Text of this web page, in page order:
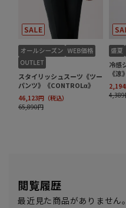
閲覧履歴
最近見た商品がありません。